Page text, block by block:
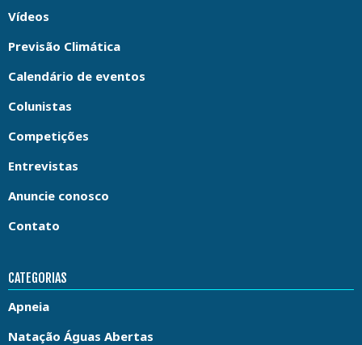
Vídeos
Previsão Climática
Calendário de eventos
Colunistas
Competições
Entrevistas
Anuncie conosco
Contato
CATEGORIAS
Apneia
Natação Águas Abertas